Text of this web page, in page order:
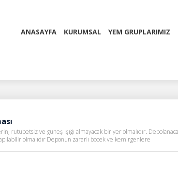
ANASAYFA KURUMSAL YEM GRUPLARIMIZ
rutubetsiz ve güneş ışığı almayacak bir yer olmalıdır.
olmalıdır Deponun zararlı böcek ve kemirgenlere